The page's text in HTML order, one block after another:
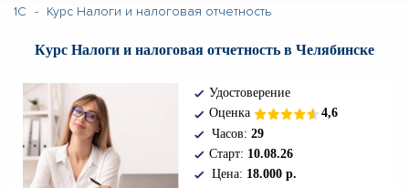
1С - Курс Налоги и налоговая отчетность
Курс Налоги и налоговая отчетность в Челябинске
Удостоверение
Оценка
4,6
Часов: 29
Старт: 10.08.26
Цена: 18.000 р.